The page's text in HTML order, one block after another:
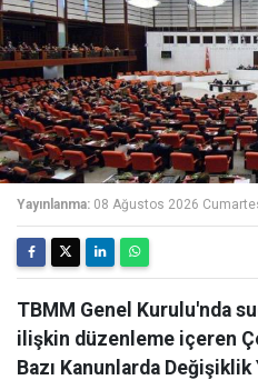
Yayınlanma: 08 Ağustos 2026
TBMM Genel Kurulu'nda
ilişkin düzenleme içeren
Bazı Kanunlarda Değişiklik